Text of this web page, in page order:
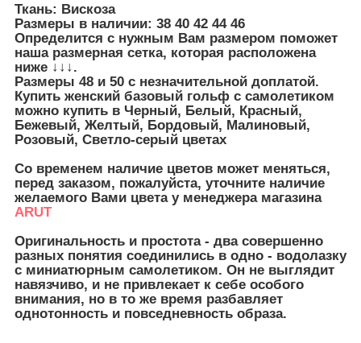
Ткань: Вискоза
Размеры в наличии: 38 40 42 44 46
Определится с нужным Вам размером поможет
наша размерная сетка, которая расположена
ниже ↓↓↓.
Размеры 48 и 50 с незначительной доплатой.
Купить женский базовый гольф с самолетиком
можно купить в Черный, Белый, Красный,
Бежевый, Желтый, Бордовый, Малиновый,
Розовый, Светло-серый цветах
Со временем наличие цветов может меняться,
перед заказом, пожалуйста, уточните наличие
желаемого Вами цвета у менеджера магазина
ARUT
Оригинальность и простота - два совершенно
разных понятия соединились в одно - водолазку
с миниатюрным самолетиком. Он не выглядит
навязчиво, и не привлекает к себе особого
внимания, но в то же время разбавляет
однотонность и повседневность образа.